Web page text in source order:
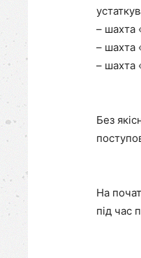
– шахта
– шахта
– шахта
Без
На
під час